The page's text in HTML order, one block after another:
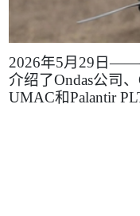
2026年5月 29 日——
介绍了Ondas公司、
UMAC和Palantir